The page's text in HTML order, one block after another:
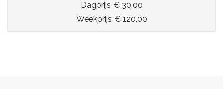
Dagprijs: € 30,00
Weekprijs: € 120,00